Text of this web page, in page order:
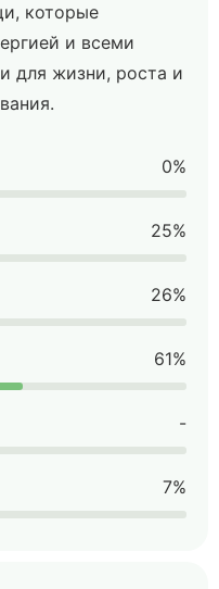
которые
и всеми
для жизни, роста и
0%
25%
26%
61%
-
7%